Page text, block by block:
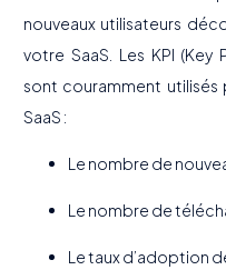
nouveaux utilisateurs
votre SaaS. Les KPI
sont couramment utilisés
SaaS :
Le nombre de
Le nombre de
Le taux d’adoption